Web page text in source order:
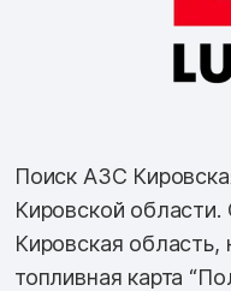
Поиск АЗС
Кировской
Кировская область,
топливная карта